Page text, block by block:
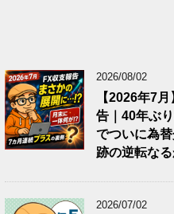
2026/08/02
【2026年7
告｜40年ぶ
でついに為
跡の逆転な
2026/07/02